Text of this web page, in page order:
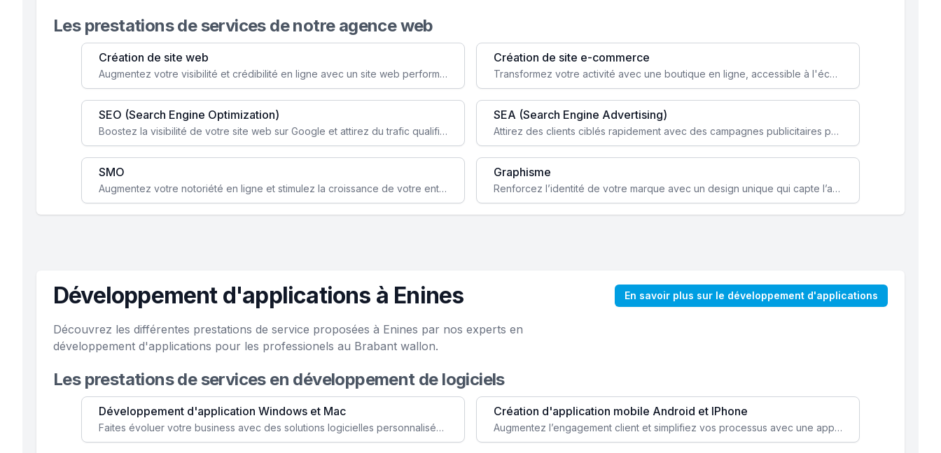
Les prestations de services de notre agence web
Création de site web
Augmentez votre visibilité et crédibilité en ligne avec un site web performant, conçu pour attirer plus de clients.
Création de site e-commerce
Transformez votre activité avec une boutique en ligne, accessible à l'échelle mondiale 24/7.
SEO (Search Engine Optimization)
Boostez la visibilité de votre site web sur Google et attirez du trafic qualifié grâce à nos stratégies SEO.
SEA (Search Engine Advertising)
Attirez des clients ciblés rapidement avec des campagnes publicitaires payantes optimisées pour vos objectifs.
SMO
Augmentez votre notoriété en ligne et stimulez la croissance de votre entreprise grâce à une stratégie sociale sur mesure.
Graphisme
Renforcez l’identité de votre marque avec un design unique qui capte l’attention et engage vos clients.
Développement d'applications à Enines En savoir plus sur le développement d'applications
Découvrez les différentes prestations de service proposées à Enines par nos experts en
développement d'applications pour les professionels au Brabant wallon.
Les prestations de services en développement de logiciels
Développement d'application Windows et Mac
Faites évoluer votre business avec des solutions logicielles personnalisées, parfaitement adaptées à vos besoins spécifiques.
Création d'application mobile Android et IPhone
Augmentez l’engagement client et simplifiez vos processus avec une application mobile sur mesure, disponible sur iOS et Android.